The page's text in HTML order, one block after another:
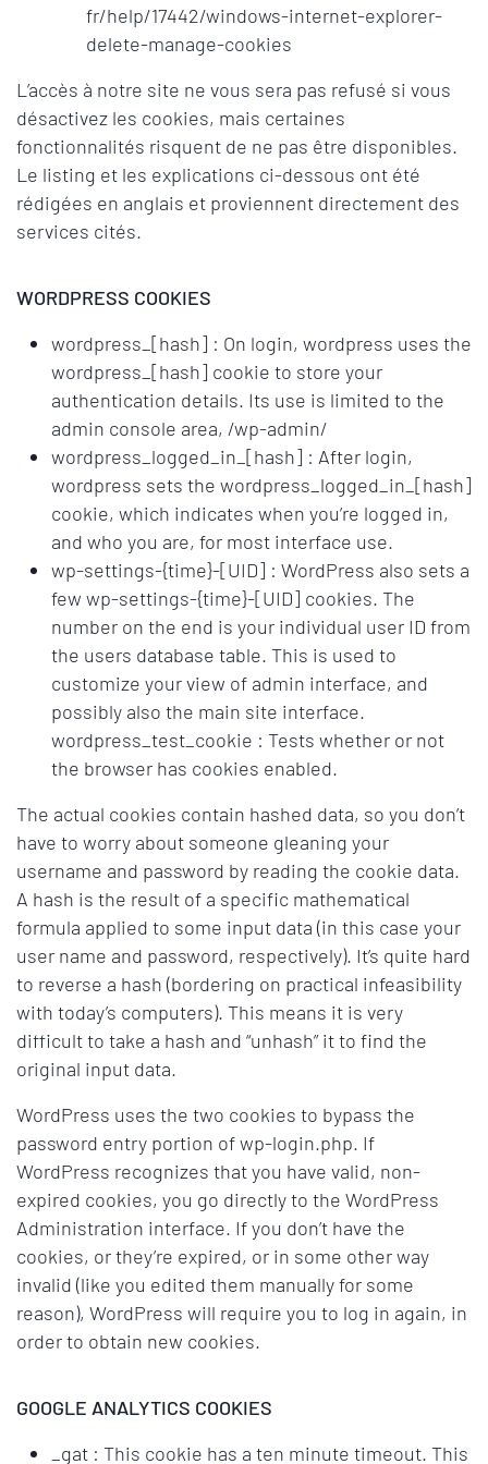
fr/help/17442/windows-internet-explorer-
delete-manage-cookies
L’accès à notre site ne vous sera pas refusé si vous
désactivez les cookies, mais certaines
fonctionnalités risquent de ne pas être disponibles.
Le listing et les explications ci-dessous ont été
rédigées en anglais et proviennent directement des
services cités.
WORDPRESS COOKIES
wordpress_[hash] : On login, wordpress uses the
wordpress_[hash] cookie to store your
authentication details. Its use is limited to the
admin console area, /wp-admin/
wordpress_logged_in_[hash] : After login,
wordpress sets the wordpress_logged_in_[hash]
cookie, which indicates when you’re logged in,
and who you are, for most interface use.
wp-settings-{time}-[UID] : WordPress also sets a
few wp-settings-{time}-[UID] cookies. The
number on the end is your individual user ID from
the users database table. This is used to
customize your view of admin interface, and
possibly also the main site interface.
wordpress_test_cookie : Tests whether or not
the browser has cookies enabled.
The actual cookies contain hashed data, so you don’t
have to worry about someone gleaning your
username and password by reading the cookie data.
A hash is the result of a specific mathematical
formula applied to some input data (in this case your
user name and password, respectively). It’s quite hard
to reverse a hash (bordering on practical infeasibility
with today’s computers). This means it is very
difficult to take a hash and “unhash” it to find the
original input data.
WordPress uses the two cookies to bypass the
password entry portion of wp-login.php. If
WordPress recognizes that you have valid, non-
expired cookies, you go directly to the WordPress
Administration interface. If you don’t have the
cookies, or they’re expired, or in some other way
invalid (like you edited them manually for some
reason), WordPress will require you to log in again, in
order to obtain new cookies.
GOOGLE ANALYTICS COOKIES
_gat : This cookie has a ten minute timeout. This